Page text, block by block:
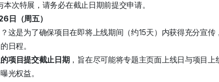
次特展，请务必在截止日期前提交申请。
日（周五）
这是为了确保项目在即将上线期间（约15天）内获得充分宣传
日程。
项目提交截止日期 ，旨在尽可能将专题主页面上线日与项目
光权益。